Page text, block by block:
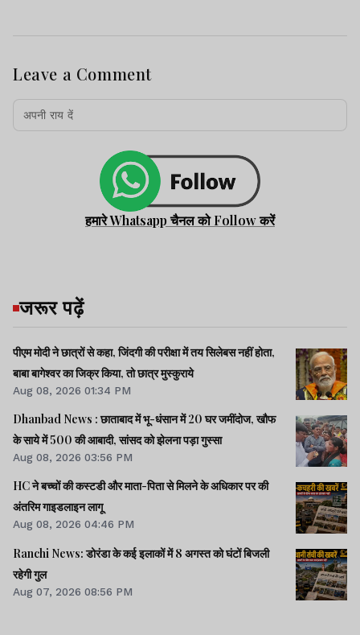
Leave a Comment
हमारे Whatsapp चैनल को Follow करें
जरूर पढ़ें
पीएम मोदी ने छात्रों से कहा, जिंदगी की परीक्षा में तय सिलेबस नहीं होता,
बाबा बागेश्वर का जिक्र किया, तो छात्र मुस्कुराये
Aug 08, 2026 01:34 PM
Dhanbad News : छाताबाद में भू-धंसान में 20 घर जमींदोज, खौफ
के साये में 500 की आबादी, सांसद को झेलना पड़ा गुस्सा
Aug 08, 2026 03:56 PM
HC ने बच्चों की कस्टडी और माता-पिता से मिलने के अधिकार पर की
अंतरिम गाइडलाइन लागू
Aug 08, 2026 04:46 PM
Ranchi News: डोरंडा के कई इलाकों में 8 अगस्त को घंटों बिजली
रहेगी गुल
Aug 07, 2026 08:56 PM